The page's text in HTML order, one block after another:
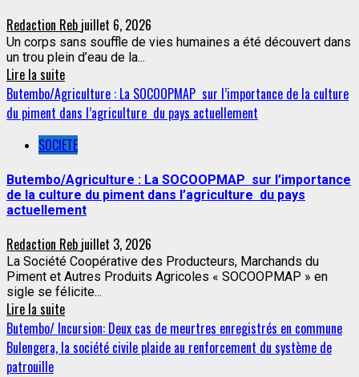
Redaction Reb juillet 6, 2026
Un corps sans souffle de vies humaines a été découvert dans
un trou plein d’eau de la...
Lire la suite
Butembo/Agriculture : La SOCOOPMAP sur l’importance de la culture
du piment dans l’agriculture du pays actuellement
SOCIETE
Butembo/Agriculture : La SOCOOPMAP sur l’importance
de la culture du piment dans l’agriculture du pays
actuellement
Redaction Reb juillet 3, 2026
La Société Coopérative des Producteurs, Marchands du
Piment et Autres Produits Agricoles « SOCOOPMAP » en
sigle se félicite...
Lire la suite
Butembo/ Incursion: Deux cas de meurtres enregistrés en commune
Bulengera, la société civile plaide au renforcement du système de
patrouille